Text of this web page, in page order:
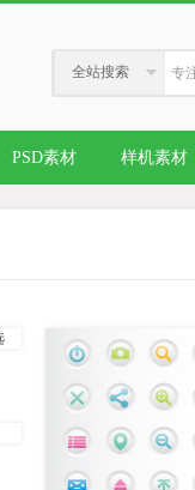
全站搜索
PSD素材 样机素材